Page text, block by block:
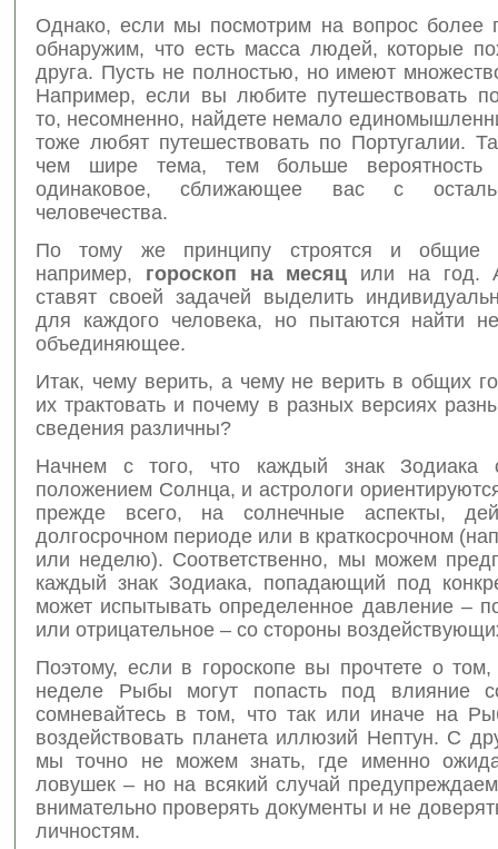
Однако, если мы посмотрим на вопрос более
обнаружим, что есть масса людей, которые
друга. Пусть не полностью, но имеют
Например, если вы любите путешествовать
то, несомненно, найдете немало
тоже любят путешествовать по Португалии.
чем шире тема, тем больше вероятность
одинаковое, сближающее вас с
человечества.
По тому же принципу строятся и общие
например, гороскоп на месяц или на год.
ставят своей задачей выделить
для каждого человека, но пытаются найти
объединяющее.
Итак, чему верить, а чему не верить в общих
их трактовать и почему в разных версиях
сведения различны?
Начнем с того, что каждый знак Зодиака
положением Солнца, и астрологи
прежде всего, на солнечные аспекты,
долгосрочном периоде или в краткосрочном
или неделю). Соответственно, мы можем
каждый знак Зодиака, попадающий под
может испытывать определенное давление –
или отрицательное – со стороны
Поэтому, если в гороскопе вы прочтете о
неделе Рыбы могут попасть под влияние
сомневайтесь в том, что так или иначе на
воздействовать планета иллюзий Нептун. С
мы точно не можем знать, где именно
ловушек – но на всякий случай
внимательно проверять документы и не
личностям.